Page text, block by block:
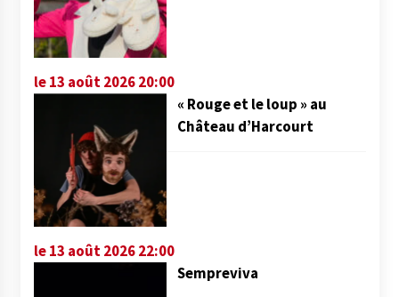
le 13 août 2026 20:00
« Rouge et le loup » au
Château d’Harcourt
le 13 août 2026 22:00
Sempreviva